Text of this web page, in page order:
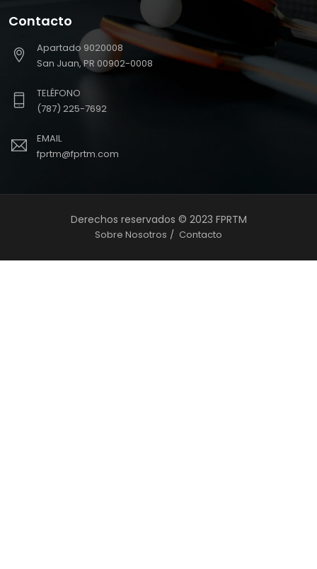
Contacto
Apartado 9020008
San Juan, PR 00902-0008
TELÉFONO
(787) 225-7692
EMAIL
fprtm@fprtm.com
Derechos reservados © 2023 FPRTM
Sobre Nosotros Contacto